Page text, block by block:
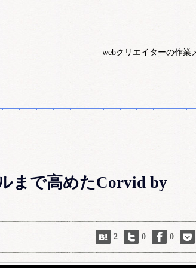
webクリエイターの作業
まで高めたCorvid by
2 0 0